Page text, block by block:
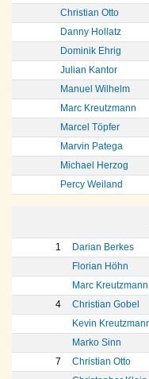
Christian Otto
Danny Hollatz
Dominik Ehrig
Julian Kantor
Manuel Wilhelm
Marc Kreutzmann
Marcel Töpfer
Marvin Patega
Michael Herzog
Percy Weiland
1 Darian Berkes
Florian Höhn
Marc Kreutzmann
4
Christian Gobel
Kevin
Marko Sinn
7
Christian Otto